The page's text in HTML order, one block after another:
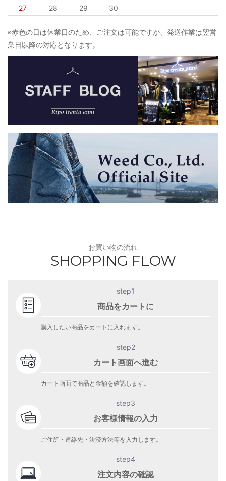
27
28 29 30
※赤色の日は休業日のため、ご注文は可能ですが、発送作業は翌営
業日以降の対応となります。
お買い物の流れ
SHOPPING FLOW
step1
商品をカートに
購入したい商品をカートに入れます。
step2
カート画面へ進む
カート画面で商品と金額を確認します。
step3
お客様情報の入力
ご住所・連絡先・決済方法等を入力します。
step4
注文内容の確認